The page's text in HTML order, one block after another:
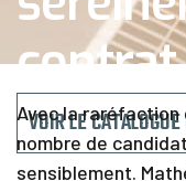
contrat
VOIR LE
C
n
dAvec la raréfaction
nombre de
sensiblement.